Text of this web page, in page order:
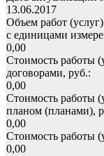
13.06.2017
Объем работ
с единицами
0,00
Стоимость работы
договорами, руб.:
0,00
Стоимость работы
планом (планами),
0,00
Стоимость работы
0,00